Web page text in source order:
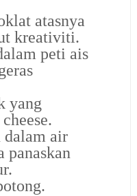
atasnya
kreativiti.
peti ais
yang
dalam air
panaskan